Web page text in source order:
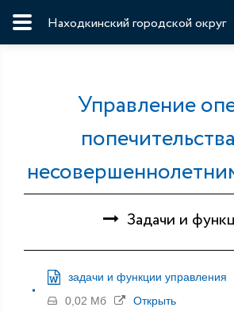
Находкинский городской округ
Управление
Задачи и
задачи и функции управления
0,02 Мб
Открыть